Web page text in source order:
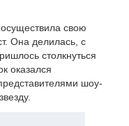
свою
Она делилась, с
столкнуться
оказался
шоу-